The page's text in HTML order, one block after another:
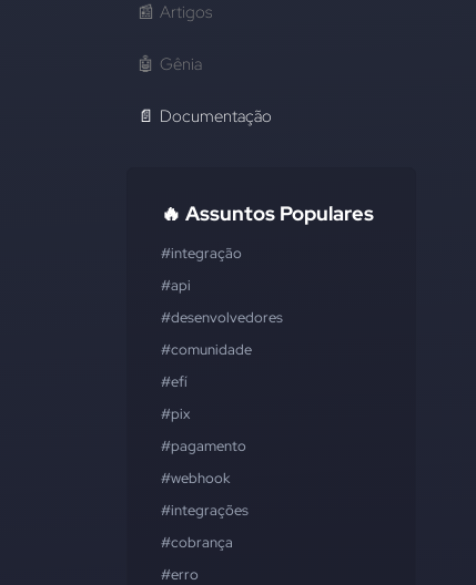
📰 Artigos
🤖 Gênia
📄 Documentação
🔥 Assuntos Populares
#integração
#api
#desenvolvedores
#comunidade
#efí
#pix
#pagamento
#webhook
#integrações
#cobrança
#erro